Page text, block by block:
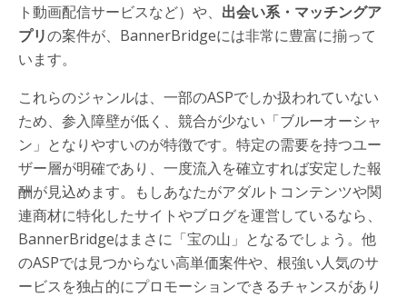
ト動画配信サービスなど）や、 出会い系・マッチングア
プリの案件が、BannerBridgeには非常に豊富に揃って
います。
これらのジャンルは、一部のASPでしか扱われていない
ため、参入障壁が低く、競合が少ない「ブルーオーシャ
ン」となりやすいのが特徴です。特定の需要を持つユー
ザー層が明確であり、一度流入を確立すれば安定した報
酬が見込めます。もしあなたがアダルトコンテンツや関
連商材に特化したサイトやブログを運営しているなら、
BannerBridgeはまさに「宝の山」となるでしょう。他
のASPでは見つからない高単価案件や、根強い人気のサ
ービスを独占的にプロモーションできるチャンスがあり